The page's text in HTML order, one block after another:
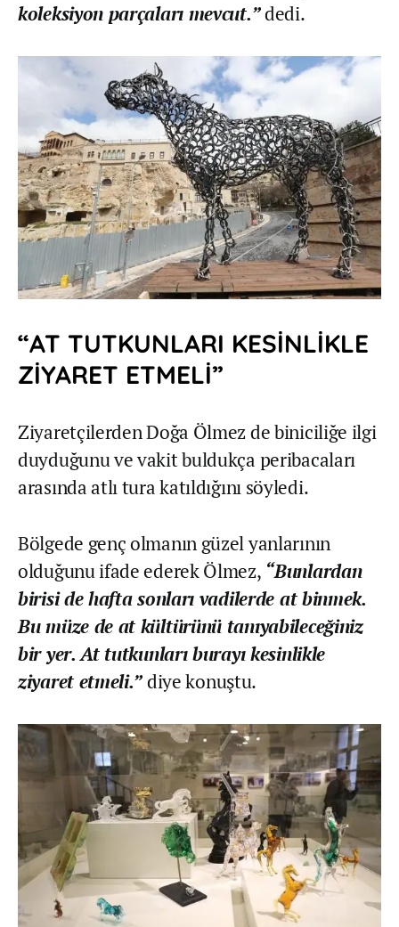
koleksiyon parçaları mevcut.”dedi.
“AT TUTKUNLARI KESİNLİKLE
ZİYARET ETMELİ”
Ziyaretçilerden Doğa Ölmez de biniciliğe ilgi
duyduğunu ve vakit buldukça peribacaları
arasında atlı tura katıldığını söyledi.
Bölgede genç olmanın güzel yanlarının
olduğunu ifade ederek Ölmez, “Bunlardan
birisi de hafta sonları vadilerde at binmek.
Bu müze de at kültürünü tanıyabileceğiniz
bir yer. At tutkunları burayı kesinlikle
ziyaret etmeli.”diye konuştu.